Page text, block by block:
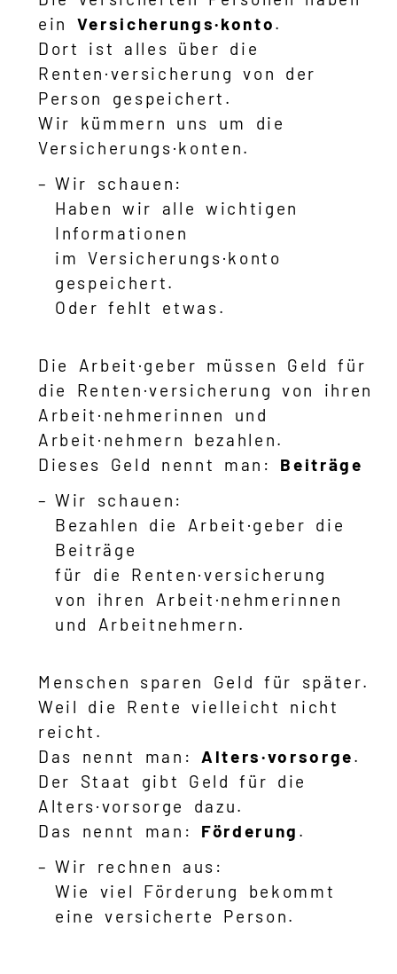
ein Versicherungs·konto.
Dort ist alles über die
Renten·versicherung von der
Person gespeichert.
Wir kümmern uns um die
Versicherungs·konten.
Wir schauen:
Haben wir alle wichtigen
Informationen
im Versicherungs·konto
gespeichert.
Oder fehlt etwas.
Die Arbeit·geber müssen Geld für
die Renten·versicherung von ihren
Arbeit·nehmerinnen und
Arbeit·nehmern bezahlen.
Dieses Geld nennt man: Beiträge
Wir schauen:
Bezahlen die Arbeit·geber die
Beiträge
für die Renten·versicherung
von ihren Arbeit·nehmerinnen
und Arbeitnehmern.
Menschen sparen Geld für später.
Weil die Rente vielleicht nicht
reicht.
Das nennt man: Alters·vorsorge.
Der Staat gibt Geld für die
Alters·vorsorge dazu.
Das nennt man: Förderung .
Wir rechnen aus:
Wie viel Förderung bekommt
eine versicherte Person.